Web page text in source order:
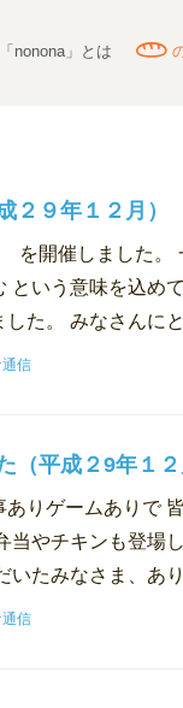
「nonona」とは
２９年１２月）
を開催しました。
という意味を込め
した。 みなさんに
信
（平成２9年１２
りゲームありで
当やチキンも登場
いたみなさま、あ
信